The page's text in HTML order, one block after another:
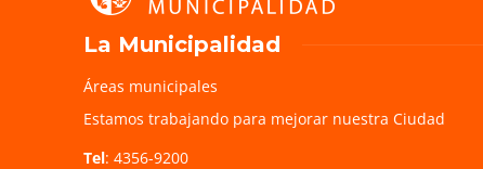
La Municipalidad
Áreas municipales
Estamos trabajando para mejorar nuestra Ciudad
Tel: 4356-9200